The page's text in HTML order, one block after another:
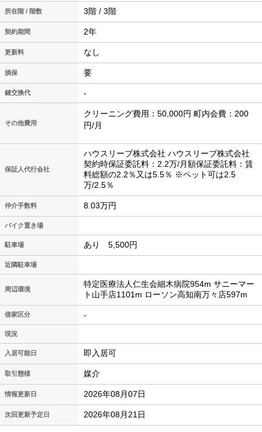
所在階 / 階数 3階 / 3階
契約期間 2年
更新料 なし
損保 要
鍵交換代 -
その他費用
クリーニング費用：50,000円 町内会費：200
円/月
保証人代行会社
ハウスリーブ株式会社 ハウスリーブ株式会社
契約時保証委託料：2.2万/月額保証委託料：賃
料総額の2.2％又は5.5％ ※ペット可は2.5
万/2.5％
仲介手数料 8.03万円
バイク置き場
駐車場 あり 5,500円
近隣駐車場
周辺環境
特定医療法人仁生会細木病院954m サニーマー
ト山手店1101m ローソン高知南万々店597m
借家区分 -
現況
入居可能日 即入居可
取引態様 媒介
情報更新日 2026年08月07日
次回更新予定日 2026年08月21日